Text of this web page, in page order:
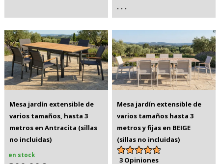
. . .
Mesa jardín extensible de
varios tamaños, hasta 3
metros en Antracita (sillas
no incluidas)
en stock
Mesa jardín extensible de
varios tamaños hasta 3
metros y fijas en BEIGE
(sillas no incluidas)
3 Opiniones